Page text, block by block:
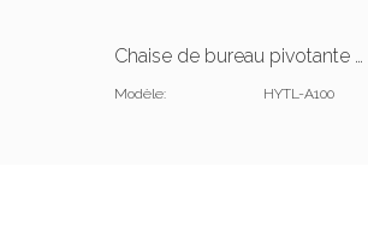
Chaise de bureau pivotante ergonomique et réglable avec appui-tête
Modèle: HYTL-A100